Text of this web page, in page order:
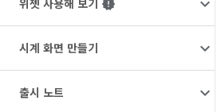
위젯 사용해 보기
시계 화면 만들기
출시 노트